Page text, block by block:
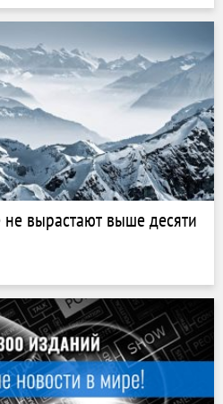
вырастают выше десяти